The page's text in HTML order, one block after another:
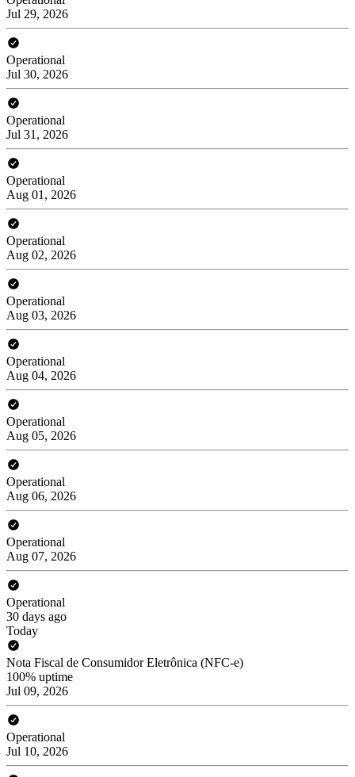
Jul 29, 2026
Operational
Jul 30, 2026
Operational
Jul 31, 2026
Operational
Aug 01, 2026
Operational
Aug 02, 2026
Operational
Aug 03, 2026
Operational
Aug 04, 2026
Operational
Aug 05, 2026
Operational
Aug 06, 2026
Operational
Aug 07, 2026
Operational
30 days ago
Today
Nota Fiscal de Consumidor Eletrônica (NFC-e)
100% uptime
Jul 09, 2026
Operational
Jul 10, 2026